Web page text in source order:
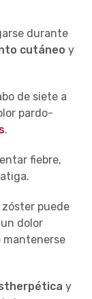
durante
cutáneo y
de siete a
pardo-
.
fiebre,
zóster puede
un dolor
mantenerse
y